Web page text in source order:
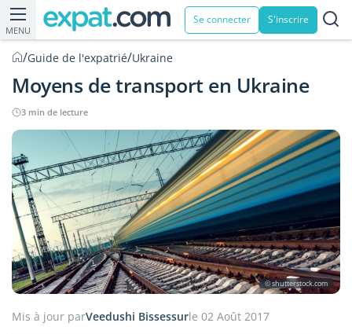
MENU
Se connecter S'inscrire
/Guide de l'expatrié/Ukraine
Moyens de transport en Ukraine
3 min de lecture
© shutterstock.com
Mis à jour parVeedushi Bissessurle 02 Août 2017